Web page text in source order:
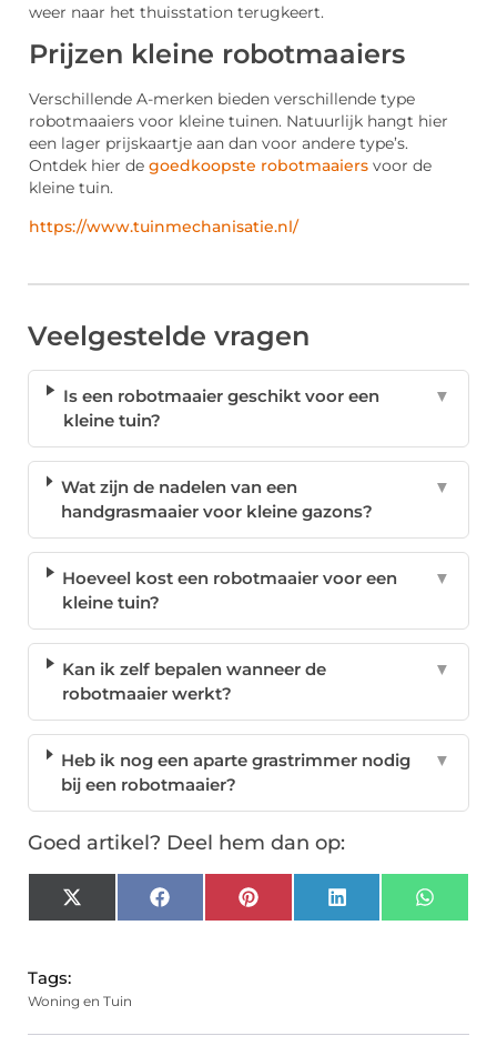
weer naar het thuisstation terugkeert.
Prijzen kleine robotmaaiers
Verschillende A-merken bieden verschillende type
robotmaaiers voor kleine tuinen. Natuurlijk hangt hier
een lager prijskaartje aan dan voor andere type’s.
Ontdek hier de goedkoopste robotmaaiers voor de
kleine tuin.
https://www.tuinmechanisatie.nl/
Veelgestelde vragen
Is een robotmaaier geschikt voor een
kleine tuin?
▼
Wat zijn de nadelen van een
handgrasmaaier voor kleine gazons?
▼
Hoeveel kost een robotmaaier voor een
kleine tuin?
▼
Kan ik zelf bepalen wanneer de
robotmaaier werkt?
▼
Heb ik nog een aparte grastrimmer nodig
bij een robotmaaier?
▼
Goed artikel? Deel hem dan op:
X
(Twitter)
FacebookPinterest LinkedIn
Tags:
Woning en Tuin